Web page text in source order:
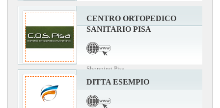
CENTRO ORTOPEDICO
SANITARIO PISA
Shopping Pisa
DITTA ESEMPIO